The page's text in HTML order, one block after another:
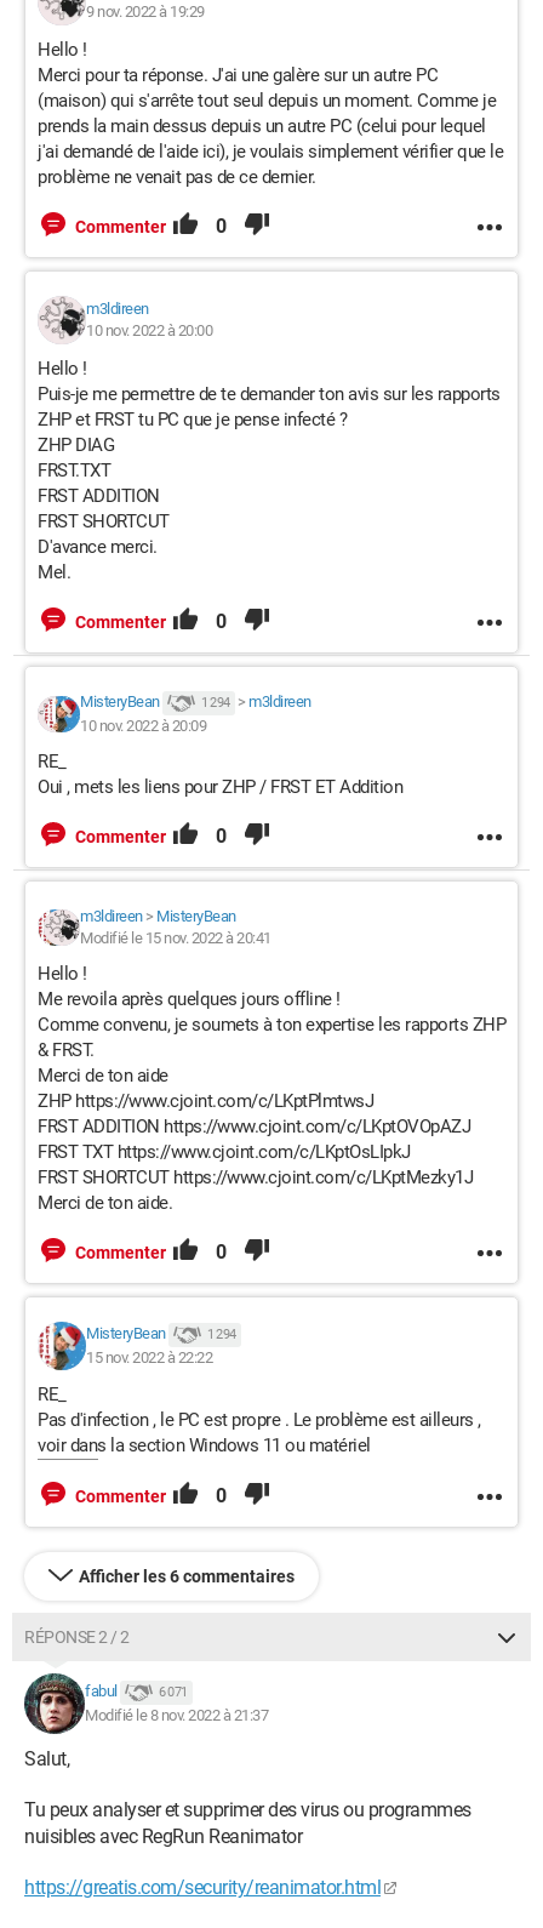
9 nov. 2022 à 19:29
Hello !
Merci pour ta réponse. J'ai une galère sur un autre PC
(maison) qui s'arrête tout seul depuis un moment. Comme je
prends la main dessus depuis un autre PC (celui pour lequel
j'ai demandé de l'aide ici), je voulais simplement vérifier que le
problème ne venait pas de ce dernier.
Commenter 0
m3ldireen
10 nov. 2022 à 20:00
Hello !
Puis-je me permettre de te demander ton avis sur les rapports
ZHP et FRST tu PC que je pense infecté ?
ZHP DIAG
FRST.TXT
FRST ADDITION
FRST SHORTCUT
D'avance merci.
Mel.
Commenter 0
MisteryBean 1 294 > m3ldireen
10 nov. 2022 à 20:09
RE_
Oui , mets les liens pour ZHP / FRST ET Addition
Commenter 0
m3ldireen> MisteryBean
Modifié le 15 nov. 2022 à 20:41
Hello !
Me revoila après quelques jours offline !
Comme convenu, je soumets à ton expertise les rapports ZHP
& FRST.
Merci de ton aide
ZHP https://www.cjoint.com/c/LKptPlmtwsJ
FRST ADDITION https://www.cjoint.com/c/LKptOVOpAZJ
FRST TXT https://www.cjoint.com/c/LKptOsLIpkJ
FRST SHORTCUT https://www.cjoint.com/c/LKptMezky1J
Merci de ton aide.
Commenter 0
MisteryBean 1 294
15 nov. 2022 à 22:22
RE_
Pas d'infection , le PC est propre . Le problème est ailleurs ,
voir dans la section Windows 11 ou matériel
Commenter 0
Afficher les 6 commentaires
RÉPONSE 2 / 2
fabul 6 071
Modifié le 8 nov. 2022 à 21:37
Salut,
Tu peux analyser et supprimer des virus ou programmes
nuisibles avec RegRun Reanimator
https://greatis.com/security/reanimator.html